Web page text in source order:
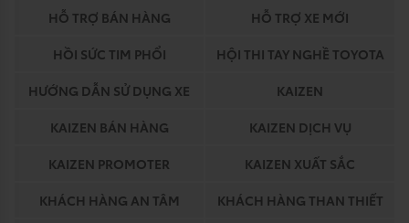
HỖ TRỢ BÁN HÀNG
HỖ TRỢ XE MỚI
HỒI SỨC TIM PHỔI
HỘI THI TAY NGHỀ TOYOTA
HƯỚNG DẪN SỬ DỤNG XE
KAIZEN
KAIZEN BÁN HÀNG
KAIZEN DỊCH VỤ
KAIZEN PROMOTER
KAIZEN XUẤT SẮC
KHÁCH HÀNG AN TÂM
KHÁCH HÀNG THAN THIẾT